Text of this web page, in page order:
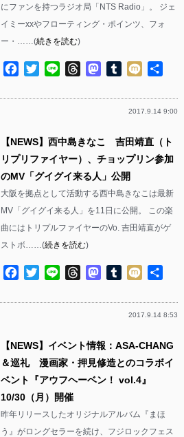
にファンを持つラジオ局「NTS Radio」。 ジェ
イミーxxやフローティング・ポインツ、フォ
ー・……(続きを読む)
Facebook
TwitterLine ThreadsMastodon
Tumblr
Mixi
2017.9.14 9:00
【NEWS】西中島きなこ 吉田靖直（ト
リプリファイヤー）、チョップリン参加
のMV「グイグイ来る人」公開
大阪を拠点として活動する西中島きなこは最新
MV「グイグイ来る人」を11日に公開。 この楽
曲にはトリプルファイヤーのVo. 吉田靖直がゲ
ストボ……(続きを読む)
Facebook
TwitterLine ThreadsMastodon
Tumblr
Mixi
2017.9.14 8:53
【NEWS】イベント情報：ASA-CHANG
＆巡礼 漫画家・押見修造とのコラボイ
ベント『アウフヘーベン！ vol.4』
10/30（月）開催
昨年リリースしたオリジナルアルバム『まほ
う』がロングセラーを続け、フジロックフェス